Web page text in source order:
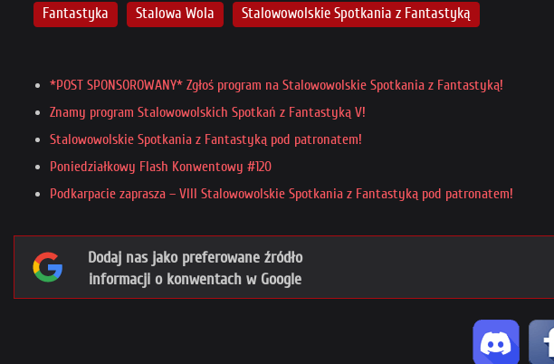
Fantastyka Stalowa Wola Stalowowolskie Spotkania z Fantastyką
*POST SPONSOROWANY* Zgłoś program na Stalowowolskie Spotkania z Fantastyką!
Znamy program Stalowowolskich Spotkań z Fantastyką V!
Stalowowolskie Spotkania z Fantastyką pod patronatem!
Poniedziałkowy Flash Konwentowy #120
Podkarpacie zaprasza – VIII Stalowowolskie Spotkania z Fantastyką pod patronatem!
Dodaj nas jako preferowane źródło
informacji o konwentach w Google